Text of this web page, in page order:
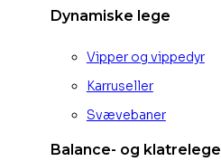
Dynamiske lege
Vipper og vippedyr
Karruseller
Svævebaner
Balance- og klatrelege